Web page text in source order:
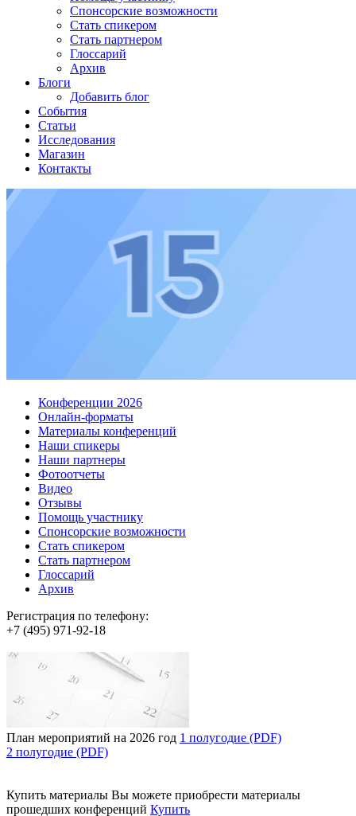
Спонсорские возможности
Стать спикером
Стать партнером
Глоссарий
Архив
Блоги
Добавить блог
События
Статьи
Исследования
Магазин
Контакты
Конференции 2026
Онлайн-форматы
Материалы конференций
Наши спикеры
Наши партнеры
Фотоотчеты
Видео
Отзывы
Помощь участнику
Спонсорские возможности
Стать спикером
Стать партнером
Глоссарий
Архив
Регистрация по телефону:
+7 (495) 971-92-18
План мероприятий на 2026 год 1 полугодие (PDF)
2 полугодие (PDF)
Купить материалы Вы можете приобрести материалы
прошедших конференций Купить